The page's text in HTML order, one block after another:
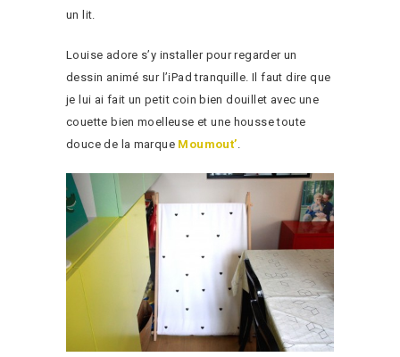
un lit.
Louise adore s’y installer pour regarder un
dessin animé sur l’iPad tranquille. Il faut dire que
je lui ai fait un petit coin bien douillet avec une
couette bien moelleuse et une housse toute
douce de la marque Moumout’